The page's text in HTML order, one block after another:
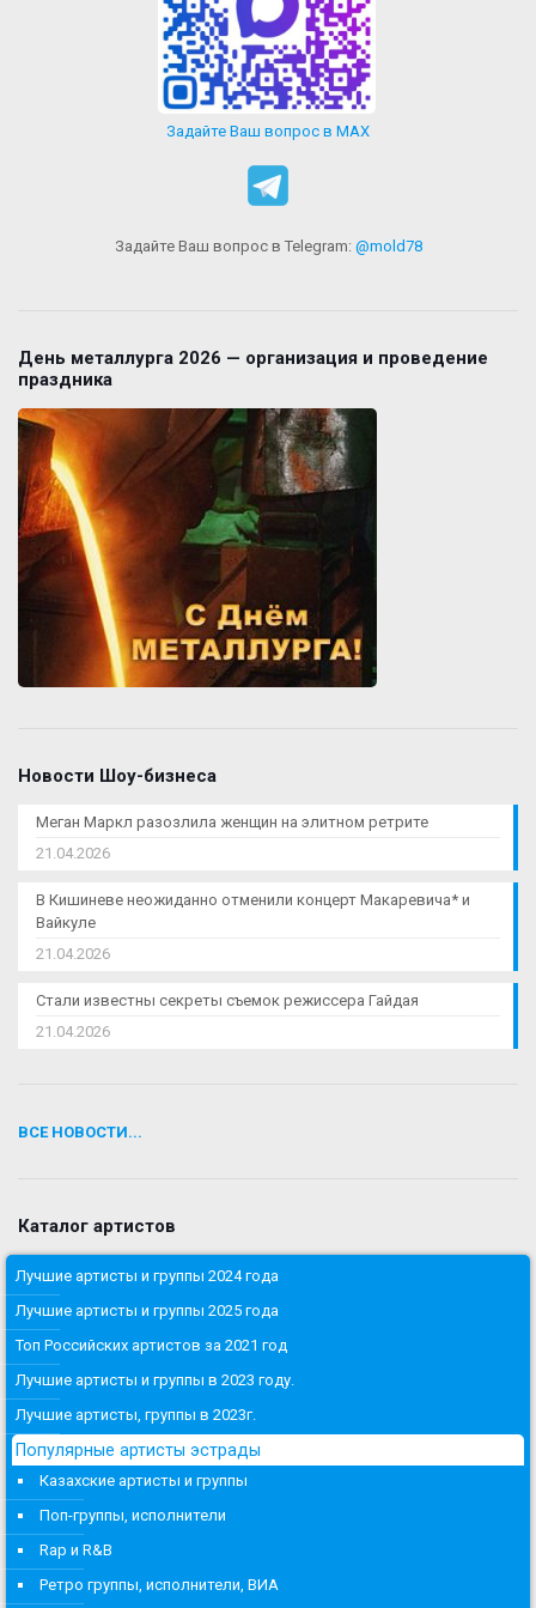
Задайте Ваш вопрос в MAX
Задайте Ваш вопрос в Telegram: @mold78
День металлурга 2026 — организация и проведение
праздника
Новости Шоу-бизнеса
Меган Маркл разозлила женщин на элитном ретрите
21.04.2026
В Кишиневе неожиданно отменили концерт Макаревича* и
Вайкуле
21.04.2026
Стали известны секреты съемок режиссера Гайдая
21.04.2026
ВСЕ НОВОСТИ...
Каталог артистов
Лучшие артисты и группы 2024 года
Лучшие артисты и группы 2025 года
Топ Российских артистов за 2021 год
Лучшие артисты и группы в 2023 году.
Лучшие артисты, группы в 2023г.
Популярные артисты эстрады
Казахские артисты и группы
Поп-группы, исполнители
Rap и R&B
Ретро группы, исполнители, ВИА